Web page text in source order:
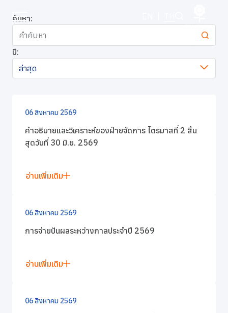
หน้าหลัก
ธุรกิจของเรา
แบรนด์ของเรา
นักลงทุนสัมพันธ์
การกำกับดูแลกิจการที่ดี
ข่าวสารและกิจกรรม
ค้นหา:
ปี:
ล่าสุด
06 สิงหาคม 2569
คำอธิบายและวิเคราะห์ของฝ่ายจัดการ ไตรมาสที่ 2 สิ้น
สุดวันที่ 30 มิ.ย. 2569
อ่านเพิ่มเติม
06 สิงหาคม 2569
การจ่ายปันผลระหว่างกาลประจำปี 2569
อ่านเพิ่มเติม
06 สิงหาคม 2569